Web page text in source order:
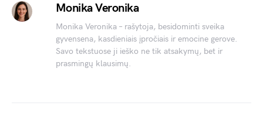
Monika Veronika
Monika Veronika – rašytoja, besidominti sveika
gyvensena, kasdieniais įpročiais ir emocine gerove.
Savo tekstuose ji ieško ne tik atsakymų, bet ir
prasmingų klausimų.